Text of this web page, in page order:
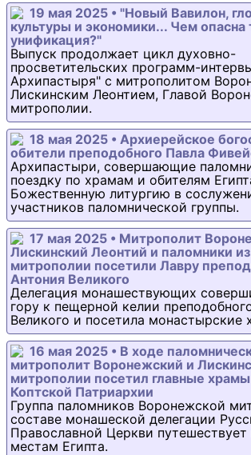
19 мая 2025 • "Новый Вавилон,
культуры и экономики... Чем опасна
унификация?"
Выпуск продолжает цикл духовно-
просветительских программ-
Архипастыря" с митрополитом
Лискинским Леонтием, Главой
митрополии.
18 мая 2025 • Архиерейское
обители преподобного Павла
Архипастыри, совершающие
поездку по храмам и обителям
Божественную литургию в
участников паломнической группы.
17 мая 2025 • Митрополит
Лискинский Леонтий и паломники
митрополии посетили Лавру
Антония Великого
Делегация монашествующих
гору к пещерной келии
Великого и посетила монастырские
16 мая 2025 • В ходе
митрополит Воронежский и
митрополии посетил главные
Коптской Патриархии
Группа паломников Воронежской
составе монашеской делегации
Православной Церкви
местам Египта.